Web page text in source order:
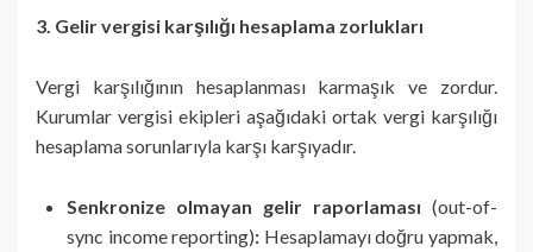
3. Gelir vergisi karşılığı hesaplama zorlukları
Vergi karşılığının hesaplanması karmaşık ve zordur.
Kurumlar vergisi ekipleri aşağıdaki ortak vergi karşılığı
hesaplama sorunlarıyla karşı karşıyadır.
Senkronize olmayan gelir raporlaması (out-of-
sync income reporting): Hesaplamayı doğru yapmak,